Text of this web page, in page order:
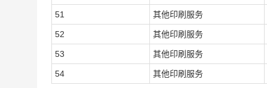
51 其他印刷服务
52 其他印刷服务
53 其他印刷服务
54 其他印刷服务